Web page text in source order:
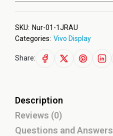
SKU: Nur-01-1JRAU
Categories: Vivo Display
Share:
Description
Reviews (0)
Questions and Answers